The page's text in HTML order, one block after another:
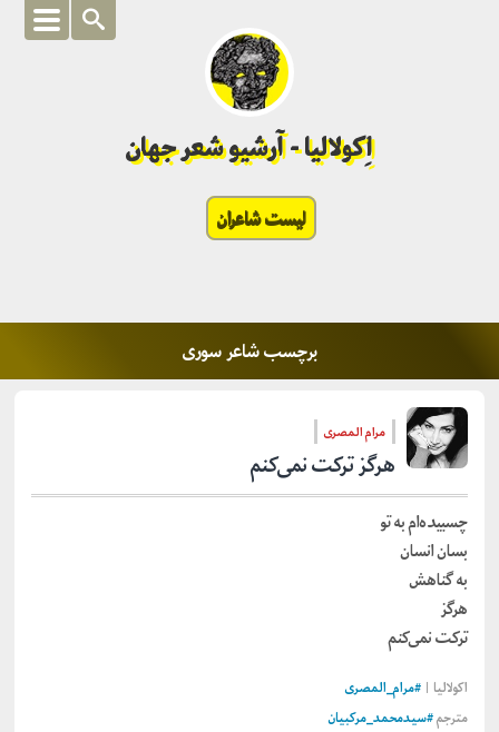
اِکولالیا - آرشیو شعر جهان
لیست شاعران
برچسب شاعر سوری
مرام المصری
هرگز ترکت نمی‌کنم
چسبیده‌ام به تو
بسان انسان
به گناهش
هرگز
ترکت نمی‌کنم
اکولالیا | #مرام_المصری
مترجم#سیدمحمد_مرکبیان